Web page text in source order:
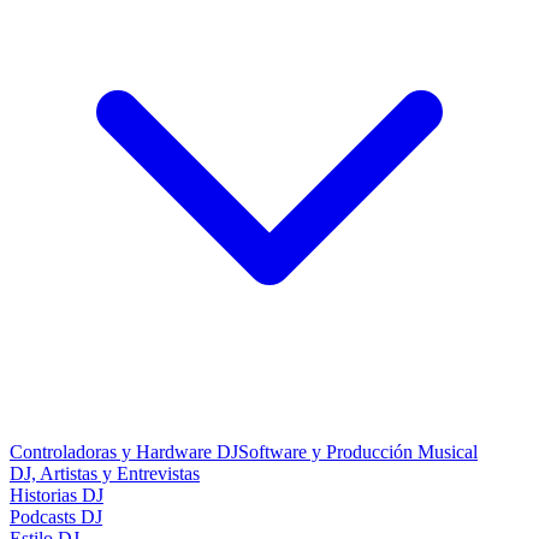
Controladoras y Hardware DJSoftware y Producción Musical
DJ, Artistas y Entrevistas
Historias DJ
Podcasts DJ